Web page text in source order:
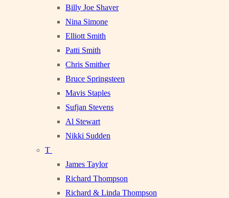
Billy Joe Shaver
Nina Simone
Elliott Smith
Patti Smith
Chris Smither
Bruce Springsteen
Mavis Staples
Sufjan Stevens
Al Stewart
Nikki Sudden
T
James Taylor
Richard Thompson
Richard & Linda Thompson